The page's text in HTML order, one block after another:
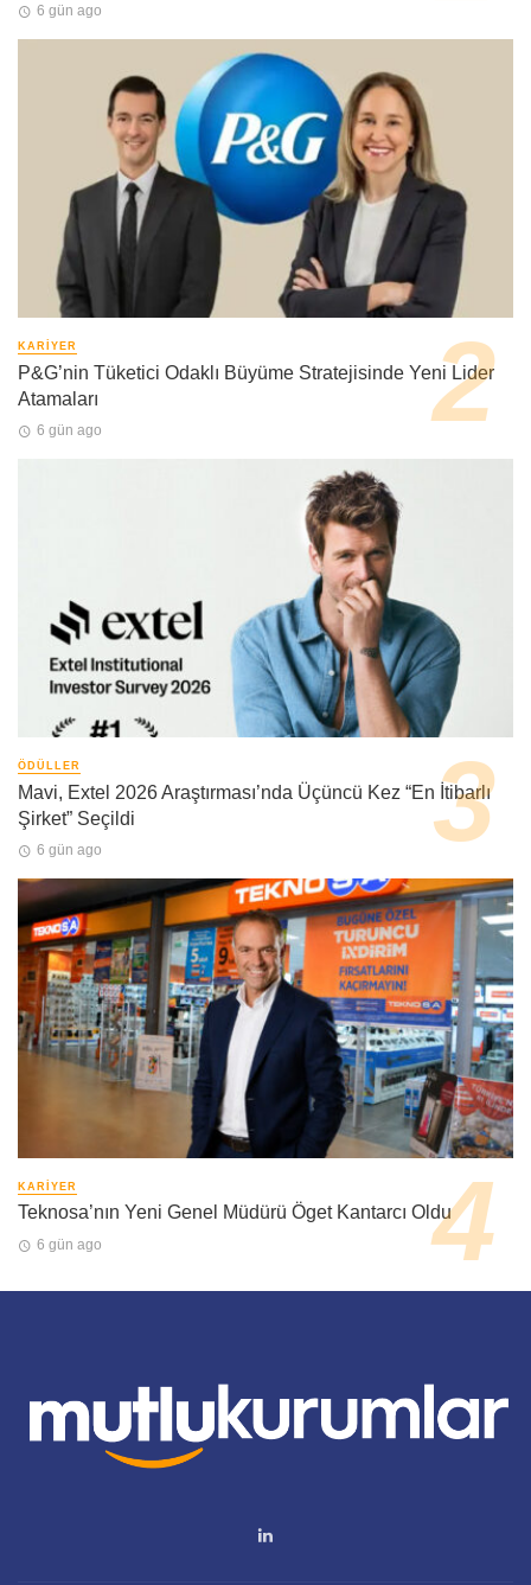
6 gün ago
KARIYER
P&G’nin Tüketici Odaklı Büyüme Stratejisinde Yeni Lider
Atamaları
6 gün ago
ÖDÜLLER
Mavi, Extel 2026 Araştırması’nda Üçüncü Kez “En İtibarlı
Şirket” Seçildi
6 gün ago
KARIYER
Teknosa’nın Yeni Genel Müdürü Öget Kantarcı Oldu
6 gün ago